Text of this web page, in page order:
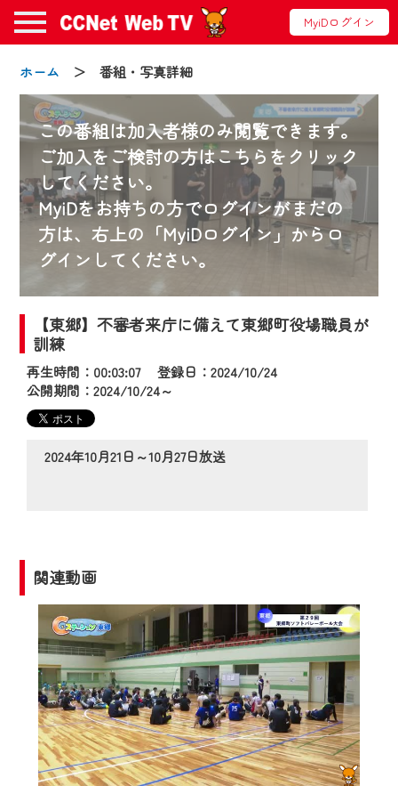
MyiDログイン
ホーム ＞ 番組・写真詳細
この番組は加入者様のみ閲覧できます。
ご加入をご検討の方はこちらをクリック
してください。
MyiDをお持ちの方でログインがまだの
方は、右上の「MyiDログイン」からロ
グインしてください。
【東郷】不審者来庁に備えて東郷町役場職員が
訓練
再生時間：00:03:07 登録日：2024/10/24
公開期間：2024/10/24～
2024年10月21日～10月27日放送
関連動画
お知らせ
2024/09/02
動画配信サービス『CCNet Web TV』は2024
年9月24日からリニューアルします！
【変更点】
◆デザイン変更により、お住まいの地域
の動画コンテンツが一目瞭然。
◆当社アプリやＰＣブラウザから、いつ
でも・どこでも・外出先でも！
2024年9月24日からはご加入者様へのサー
ビス向上のため、
『CCNet Web TV』を利用いただくには、
一部コンテンツを除き、
CCNetサービスへの加入と『CCNetマイ
ページ※』へのログインが必要となりま
す。
何卒、ご理解ご了承の程よろしくお願い
いたします。